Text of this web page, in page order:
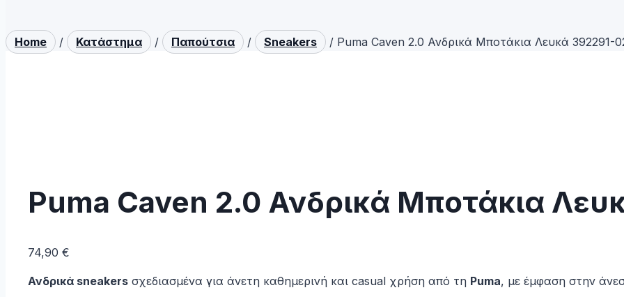
Home / Κατάστημα / Παπούτσια / Sneakers / Puma Caven 2.0 Ανδρικά Μποτάκια Λευκά 392291-
Puma Caven 2.0 Ανδρικά Μποτάκια
74,90 €
Ανδρικά sneakers σχεδιασμένα για άνετη καθημερινή και casual χρήση από τη Puma, με έμφαση στην